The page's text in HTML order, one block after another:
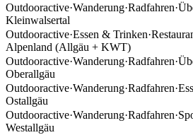
Outdooractive·Wanderung·Radfahren·
Kleinwalsertal
Outdooractive·Essen & Trinken·
Alpenland (Allgäu + KWT)
Outdooractive·Wanderung·Radfahren·
Oberallgäu
Outdooractive·Wanderung·Radfahren·
Ostallgäu
Outdooractive·Wanderung·Radfahren·
Westallgäu